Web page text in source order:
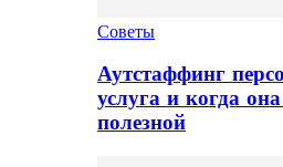
Советы
Аутстаффинг
услуга и когда
полезной